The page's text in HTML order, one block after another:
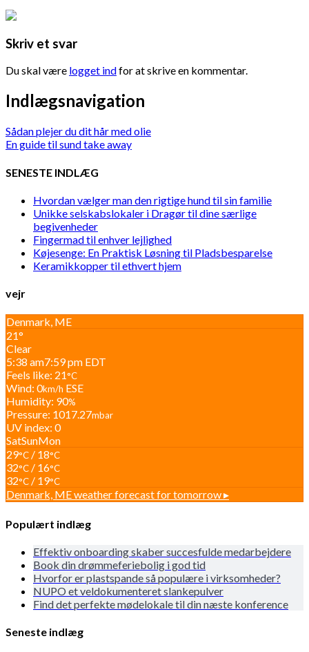
Skriv et svar
Du skal være logget indfor at skrive en kommentar.
Indlægsnavigation
Sådan plejer du dit hår med olie
En guide til sund take away
SENESTE INDLÆG
Hvordan vælger man den rigtige hund til sin familie
Unikke selskabslokaler i Dragør til dine særlige
begivenheder
Fingermad til enhver lejlighed
Køjesenge: En Praktisk Løsning til Pladsbesparelse
Keramikkopper til ethvert hjem
vejr
Denmark, ME
21°
Clear
5:38 am7:59 pm EDT
Feels like: 21°C
Wind: 0km/h ESE
Humidity: 90%
Pressure: 1017.27mbar
UV index: 0
SatSunMon
29°C / 18°C
32°C / 16°C
32°C / 19°C
Denmark, MEweather forecast for tomorrow ▸
Populært indlæg
Effektiv onboarding skaber succesfulde medarbejdere
Book din drømmeferiebolig i god tid
Hvorfor er plastspande så populære i virksomheder?
NUPO et veldokumenteret slankepulver
Find det perfekte mødelokale til din næste konference
Seneste indlæg